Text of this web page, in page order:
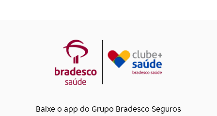
Baixe o app do Grupo Bradesco Seguros